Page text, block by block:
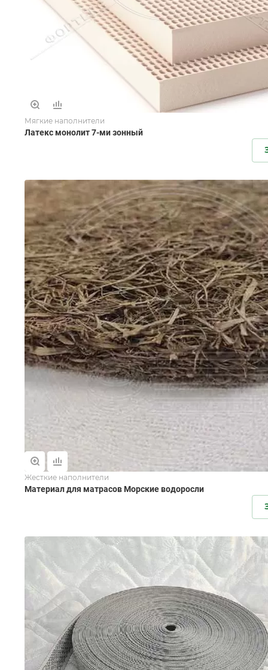
Мягкие наполнители
Латекс монолит 7-ми зонный
Жесткие наполнители
Материал для матрасов Морские водоросли